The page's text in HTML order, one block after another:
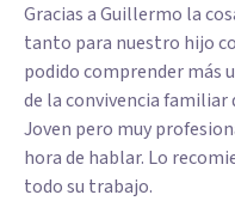
Gracias a Guillermo la
tanto para nuestro hijo
podido comprender más
de la convivencia familiar
Joven pero muy
hora de hablar. Lo
todo su trabajo.